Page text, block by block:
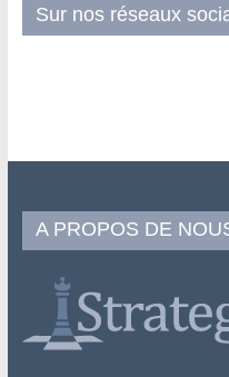
Sur nos réseaux
A PROPOS DE